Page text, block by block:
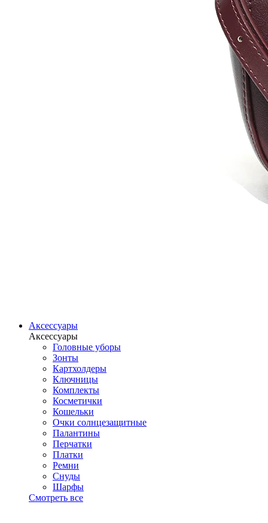
Аксессуары
Аксессуары
Головные уборы
Зонты
Картхолдеры
Ключницы
Комплекты
Косметички
Кошельки
Очки солнцезащитные
Палантины
Перчатки
Платки
Ремни
Снуды
Шарфы
Смотреть все